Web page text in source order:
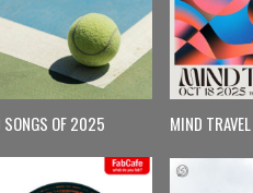
OF 2025 MIND TRAVEL